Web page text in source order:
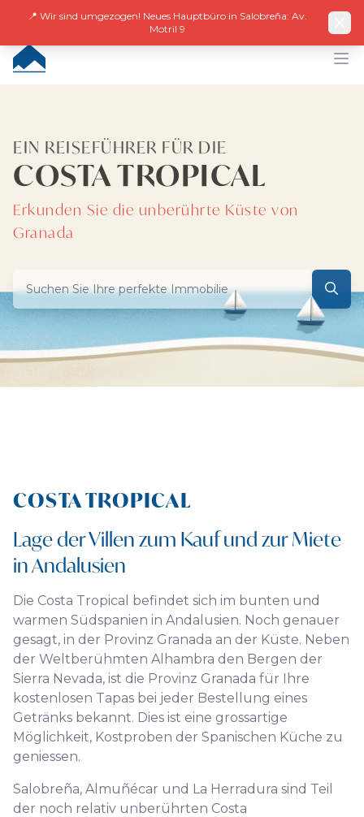
FacebookInstagramLinkedIn
📍 Wir sind umgezogen! Neues Hauptbüro in Salobreña: Av.
Motril 9
EN ES DE FR
CUMBRE VILLAS
EIN REISEFÜHRER FÜR DIE
COSTA TROPICAL
Erkunden Sie die unberührte Küste von
Granada
COSTA TROPICAL
Lage der Villen zum Kauf und zur Miete
in Andalusien
Die Costa Tropical befindet sich im bunten und
warmen Südspanien in Andalusien. Noch genauer
gesagt, in der Provinz Granada an der Küste. Neben
der Weltberühmten Alhambra den Bergen der
Sierra Nevada, ist die Provinz Granada für Ihre
kostenlosen Tapas bei jeder Bestellung eines
Getränks bekannt. Dies ist eine grossartige
Möglichkeit, Kostproben der Spanischen Küche zu
geniessen.
Salobreña, Almuñécar und La Herradura sind Teil
der noch relativ unberührten Costa